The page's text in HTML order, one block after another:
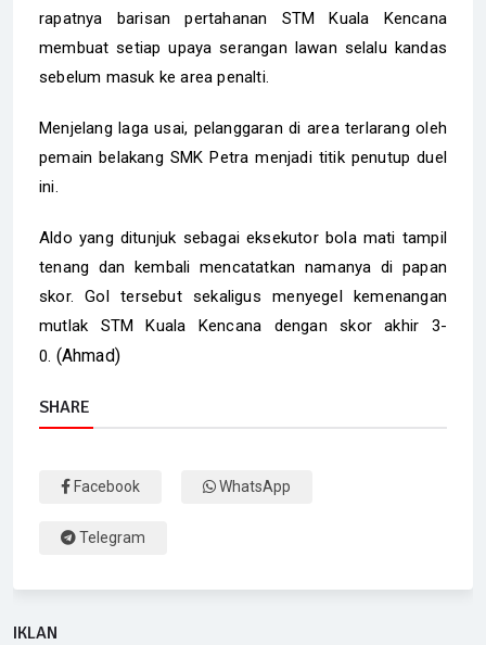
rapatnya barisan pertahanan STM Kuala Kencana
membuat setiap upaya serangan lawan selalu kandas
sebelum masuk ke area penalti.
Menjelang laga usai, pelanggaran di area terlarang oleh
pemain belakang SMK Petra menjadi titik penutup duel
ini.
Aldo yang ditunjuk sebagai eksekutor bola mati tampil
tenang dan kembali mencatatkan namanya di papan
skor. Gol tersebut sekaligus menyegel kemenangan
mutlak STM Kuala Kencana dengan skor akhir 3-
0. (Ahmad)
SHARE
Facebook WhatsApp
Telegram
IKLAN